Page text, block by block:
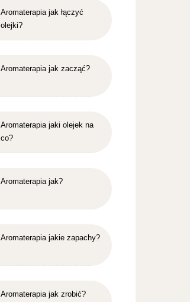
Aromaterapia jak łączyć
olejki?
Aromaterapia jak zacząć?
Aromaterapia jaki olejek na
co?
Aromaterapia jak?
Aromaterapia jakie zapachy?
Aromaterapia jak zrobić?